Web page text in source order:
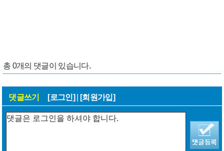
총 0개의 댓글이 있습니다.
댓글쓰기 [로그인] [회원가입]